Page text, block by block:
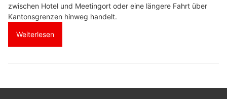
zwischen Hotel und Meetingort oder eine längere Fahrt über
Kantonsgrenzen hinweg handelt.​
Weiterlesen